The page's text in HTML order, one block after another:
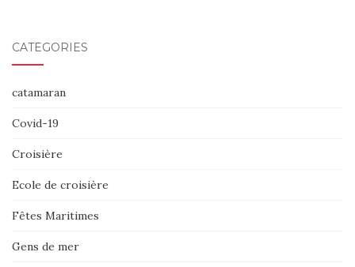
CATÉGORIES
catamaran
Covid-19
Croisière
Ecole de croisière
Fêtes Maritimes
Gens de mer